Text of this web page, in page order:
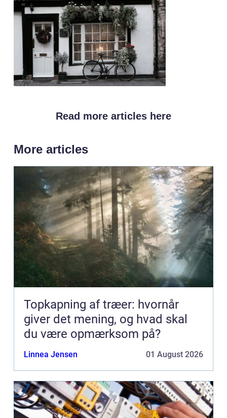
Read more articles here
More articles
Topkapning af træer: hvornår
giver det mening, og hvad skal
du være opmærksom på?
Linnea Jensen 01 August 2026